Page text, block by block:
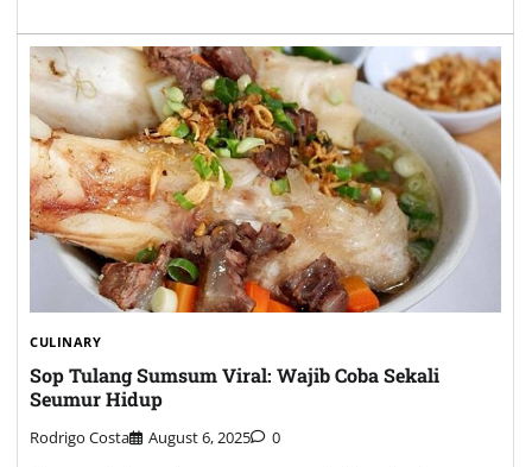
CULINARY
Sop Tulang Sumsum Viral: Wajib Coba Sekali
Seumur Hidup
Rodrigo Costa August 6, 2025 0